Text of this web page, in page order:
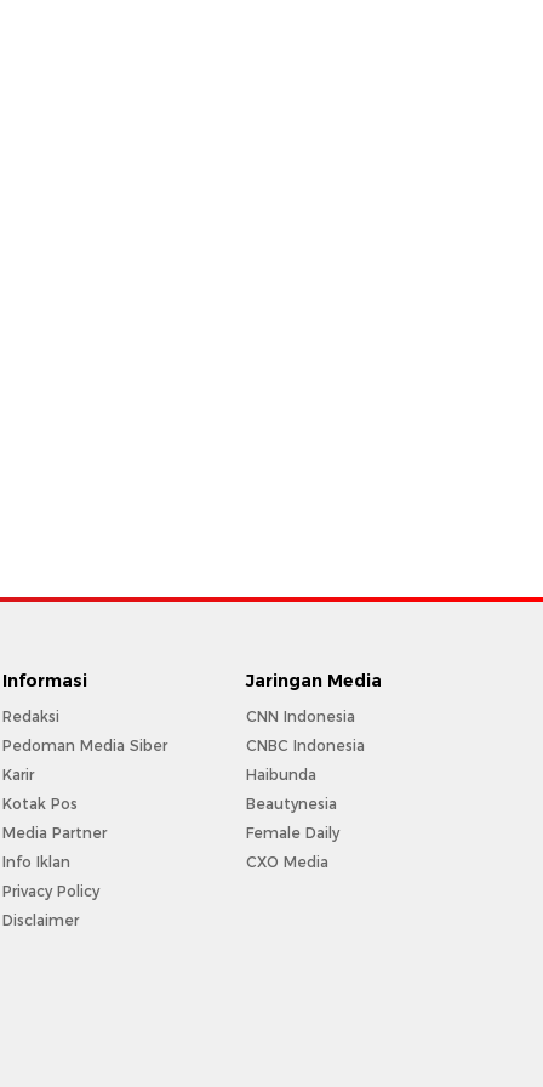
Informasi
Redaksi
Pedoman Media Siber
Karir
Kotak Pos
Media Partner
Info Iklan
Privacy Policy
Disclaimer
Jaringan Media
CNN Indonesia
CNBC Indonesia
Haibunda
Beautynesia
Female Daily
CXO Media